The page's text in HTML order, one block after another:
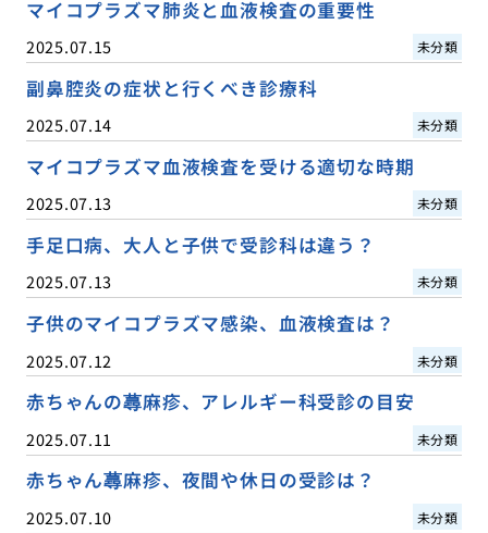
マイコプラズマ肺炎と血液検査の重要性
2025.07.15 未分類
副鼻腔炎の症状と行くべき診療科
2025.07.14 未分類
マイコプラズマ血液検査を受ける適切な時期
2025.07.13 未分類
手足口病、大人と子供で受診科は違う？
2025.07.13 未分類
子供のマイコプラズマ感染、血液検査は？
2025.07.12 未分類
赤ちゃんの蕁麻疹、アレルギー科受診の目安
2025.07.11 未分類
赤ちゃん蕁麻疹、夜間や休日の受診は？
2025.07.10 未分類